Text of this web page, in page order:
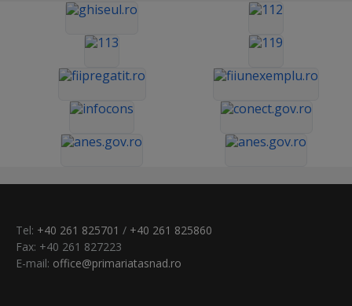
Tel: +40 261 825701 / +40 261 825860
Fax: +40 261 827223
E-mail: office@primariatasnad.ro